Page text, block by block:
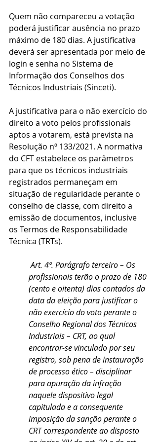
Quem não compareceu a votação
poderá justificar ausência no prazo
máximo de 180 dias. A justificativa
deverá ser apresentada por meio de
login e senha no Sistema de
Informação dos Conselhos dos
Técnicos Industriais (Sinceti).
A justificativa para o não exercício do
direito a voto pelos profissionais
aptos a votarem, está prevista na
Resolução nº 133/2021. A normativa
do CFT estabelece os parâmetros
para que os técnicos industriais
registrados permaneçam em
situação de regularidade perante o
conselho de classe, com direito a
emissão de documentos, inclusive
os Termos de Responsabilidade
Técnica (TRTs).
Art. 4º. Parágrafo terceiro – Os
profissionais terão o prazo de 180
(cento e oitenta) dias contados da
data da eleição para justificar o
não exercício do voto perante o
Conselho Regional dos Técnicos
Industriais – CRT, ao qual
encontrar-se vinculado por seu
registro, sob pena de instauração
de processo ético – disciplinar
para apuração da infração
naquele dispositivo legal
capitulada e a consequente
imposição da sanção perante o
CRT correspondente ao disposto